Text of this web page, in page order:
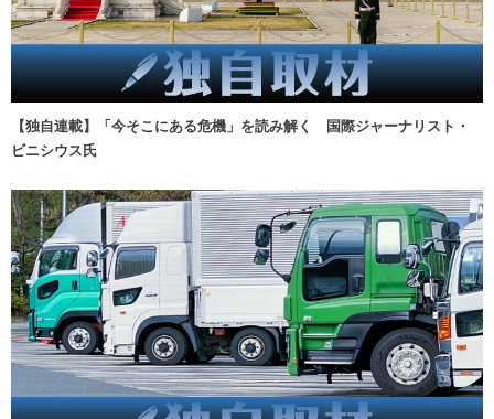
【独自連載】「今そこにある危機」を読み解く 国際ジャーナリスト・
ビニシウス氏